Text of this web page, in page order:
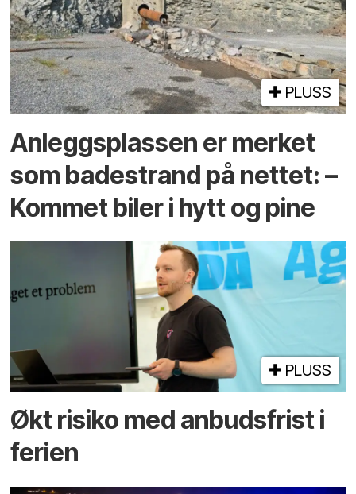
PLUSS
Anleggs­plassen er merket
som bade­strand på nettet: –
Kommet biler i hytt og pine
PLUSS
Økt risiko med anbuds­frist i
ferien